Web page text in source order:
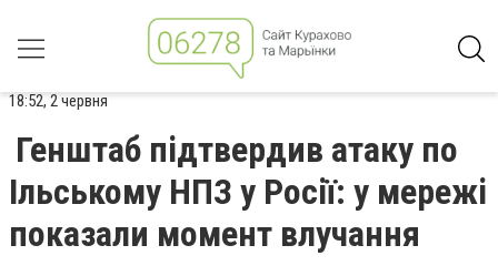
18:52, 2 червня
Генштаб підтвердив атаку по
Ільському НПЗ у Росії: у мережі
показали момент влучання